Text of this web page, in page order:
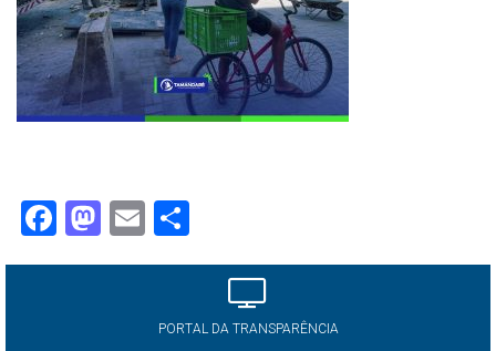
Facebook
Mastodon
Email
PORTAL DA TRANSPARÊNCIA